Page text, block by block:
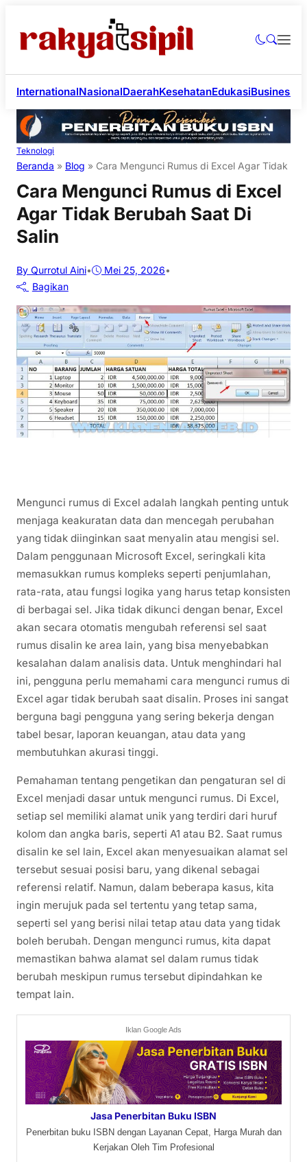
InternationalNasionalDaerahKesehatanEdukasiBusiness
Teknologi
Beranda » Blog » Cara Mengunci Rumus di Excel Agar Tidak
Cara Mengunci Rumus di Excel
Agar Tidak Berubah Saat Di
Salin
By Qurrotul Aini• Mei 25, 2026•
Bagikan
Mengunci rumus di Excel adalah langkah penting untuk
menjaga keakuratan data dan mencegah perubahan
yang tidak diinginkan saat menyalin atau mengisi sel.
Dalam penggunaan Microsoft Excel, seringkali kita
memasukkan rumus kompleks seperti penjumlahan,
rata-rata, atau fungsi logika yang harus tetap konsisten
di berbagai sel. Jika tidak dikunci dengan benar, Excel
akan secara otomatis mengubah referensi sel saat
rumus disalin ke area lain, yang bisa menyebabkan
kesalahan dalam analisis data. Untuk menghindari hal
ini, pengguna perlu memahami cara mengunci rumus di
Excel agar tidak berubah saat disalin. Proses ini sangat
berguna bagi pengguna yang sering bekerja dengan
tabel besar, laporan keuangan, atau data yang
membutuhkan akurasi tinggi.
Pemahaman tentang pengetikan dan pengaturan sel di
Excel menjadi dasar untuk mengunci rumus. Di Excel,
setiap sel memiliki alamat unik yang terdiri dari huruf
kolom dan angka baris, seperti A1 atau B2. Saat rumus
disalin ke sel lain, Excel akan menyesuaikan alamat sel
tersebut sesuai posisi baru, yang dikenal sebagai
referensi relatif. Namun, dalam beberapa kasus, kita
ingin merujuk pada sel tertentu yang tetap sama,
seperti sel yang berisi nilai tetap atau data yang tidak
boleh berubah. Dengan mengunci rumus, kita dapat
memastikan bahwa alamat sel dalam rumus tidak
berubah meskipun rumus tersebut dipindahkan ke
tempat lain.
Iklan Google Ads
Jasa Penerbitan Buku ISBN
Penerbitan buku ISBN dengan Layanan Cepat, Harga Murah dan
Kerjakan Oleh Tim Profesional